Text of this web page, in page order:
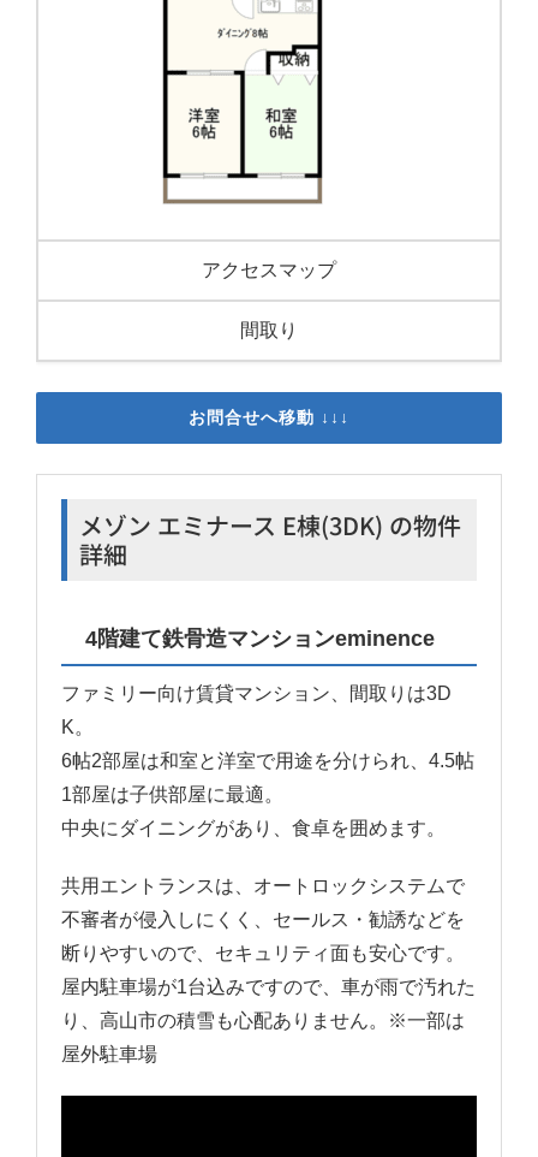
アクセスマップ
間取り
お問合せへ移動 ↓↓↓
メゾン エミナース E棟(3DK) の物件
詳細
4階建て鉄骨造マンションeminence
ファミリー向け賃貸マンション、間取りは3D
K。
6帖2部屋は和室と洋室で用途を分けられ、4.5帖
1部屋は子供部屋に最適。
中央にダイニングがあり、食卓を囲めます。
共用エントランスは、オートロックシステムで
不審者が侵入しにくく、セールス・勧誘などを
断りやすいので、セキュリティ面も安心です。
屋内駐車場が1台込みですので、車が雨で汚れた
り、高山市の積雪も心配ありません。※一部は
屋外駐車場